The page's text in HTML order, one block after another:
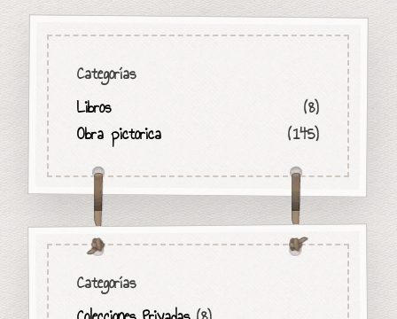
Categorías
Libros
(8)
Obra pictorica
(145)
Categorías